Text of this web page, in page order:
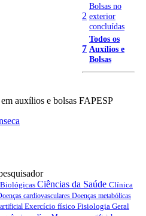
2
Bolsas no
exterior
concluídas
7
Todos os
Auxílios e
Bolsas
auxílios e bolsas FAPESP
Ciências da Saúde Clínica
cardiovasculares Doenças metabólicas
Exercício físico Fisiologia Geral